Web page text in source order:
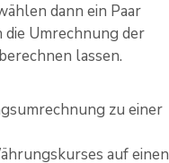
dann ein Paar
Umrechnung der
lassen.
zu einer
auf einen